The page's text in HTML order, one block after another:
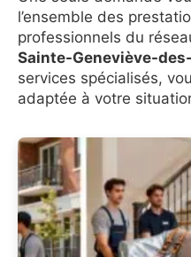
l’ensemble des
professionnels du
Sainte-Geneviève-
services spécialisés,
adaptée à votre